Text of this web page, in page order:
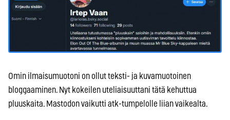
Omin ilmaisumuotoni on ollut teksti- ja kuvamuotoinen
bloggaaminen. Nyt kokeilen uteliaisuuttani tätä kehuttua
pluuskaita. Mastodon vaikutti atk-tumpelolle liian vaikealta.